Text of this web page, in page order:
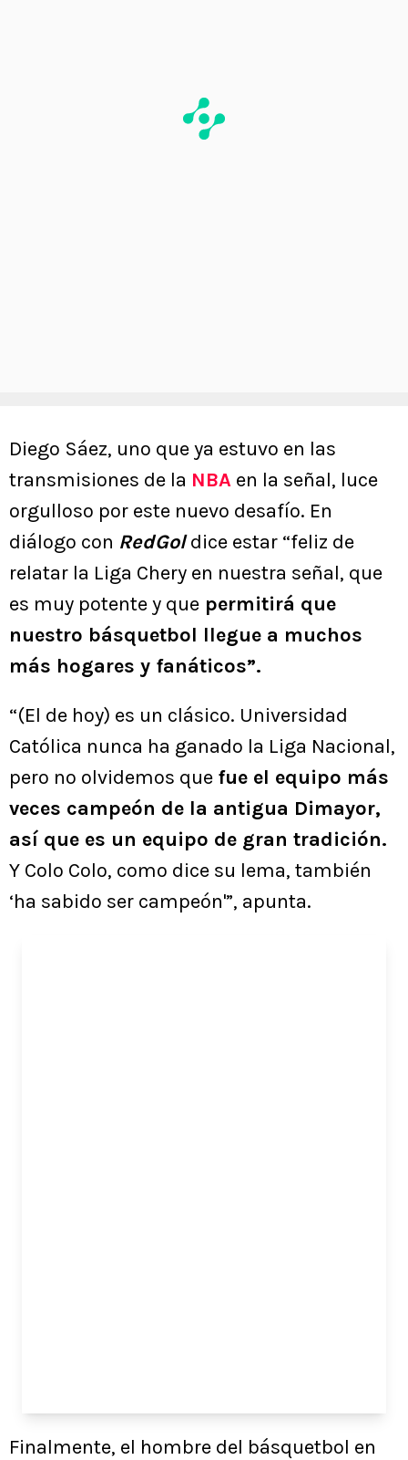
Diego Sáez, uno que ya estuvo en las
transmisiones de la NBA en la señal, luce
orgulloso por este nuevo desafío. En
diálogo con RedGoldice estar “feliz de
relatar la Liga Chery en nuestra señal, que
es muy potente y que permitirá que
nuestro básquetbol llegue a muchos
más hogares y fanáticos”.
“(El de hoy) es un clásico. Universidad
Católica nunca ha ganado la Liga Nacional,
pero no olvidemos que fue el equipo más
veces campeón de la antigua Dimayor,
así que es un equipo de gran tradición.
Y Colo Colo, como dice su lema, también
‘ha sabido ser campeón'”, apunta.
Finalmente, el hombre del básquetbol en